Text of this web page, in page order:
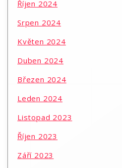
Říjen 2024
Srpen 2024
Květen 2024
Duben 2024
Březen 2024
Leden 2024
Listopad 2023
Říjen 2023
Září 2023